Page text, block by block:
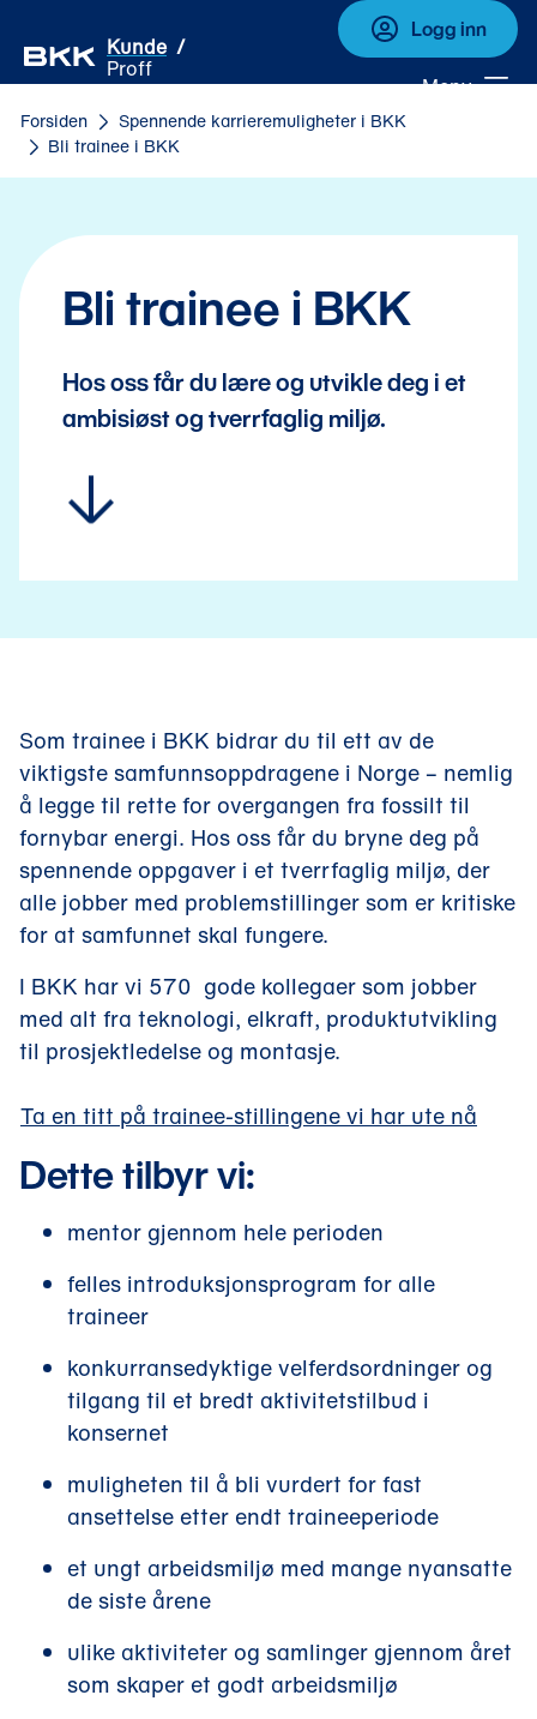
Kunde
Proff
Logg inn
Meny
Forsiden
Spennende karrieremuligheter i BKK
Bli trainee i BKK
Bli trainee i BKK
Hos oss får du lære og utvikle deg i et
ambisiøst og tverrfaglig miljø.
Som trainee i BKK bidrar du til ett av de
viktigste samfunnsoppdragene i Norge – nemlig
å legge til rette for overgangen fra fossilt til
fornybar energi. Hos oss får du bryne deg på
spennende oppgaver i et tverrfaglig miljø, der
alle jobber med problemstillinger som er kritiske
for at samfunnet skal fungere.
I BKK har vi 570 gode kollegaer som jobber
med alt fra teknologi, elkraft, produktutvikling
til prosjektledelse og montasje.
Ta en titt på trainee-stillingene vi har ute nå
Dette tilbyr vi:
mentor gjennom hele perioden
felles introduksjonsprogram for alle
traineer
konkurransedyktige velferdsordninger og
tilgang til et bredt aktivitetstilbud i
konsernet
muligheten til å bli vurdert for fast
ansettelse etter endt traineeperiode
et ungt arbeidsmiljø med mange nyansatte
de siste årene
ulike aktiviteter og samlinger gjennom året
som skaper et godt arbeidsmiljø